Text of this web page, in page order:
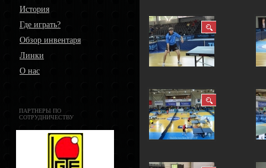
История
Где играть?
Обзор инвентаря
Линки
О нас
ПАРТНЕРЫ ПО
СОТРУДНИЧЕСТВУ